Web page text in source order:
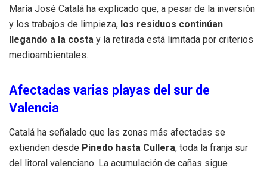
María José Catalá ha explicado que, a pesar de la inversión
y los trabajos de limpieza, los residuos continúan
llegando a la costa y la retirada está limitada por criterios
medioambientales.
Afectadas varias playas del sur de
Valencia
Catalá ha señalado que las zonas más afectadas se
extienden desde Pinedo hasta Cullera, toda la franja sur
del litoral valenciano. La acumulación de cañas sigue